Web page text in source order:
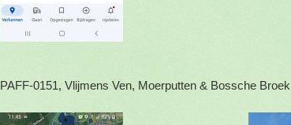
PAFF-0151, Vlijmens Ven, Moerputten & Bossche Broek